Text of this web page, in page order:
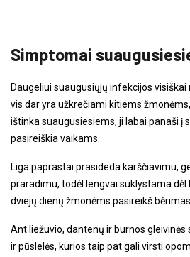
Simptomai
Daugeliui suaugusiųjų infekcijos
vis dar yra užkrečiami kitiems
ištinka suaugusiesiems, ji labai panaši į
pasireiškia vaikams.
Liga paprastai prasideda karščiavimu,
praradimu, todėl lengvai suklystama dėl
dviejų dienų žmonėms pasireikš
Ant liežuvio, dantenų ir burnos gleivinės
ir pūslelės, kurios taip pat gali virsti